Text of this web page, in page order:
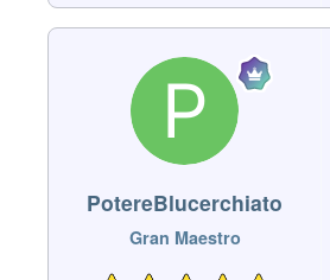
PotereBlucerchiato
Gran Maestro